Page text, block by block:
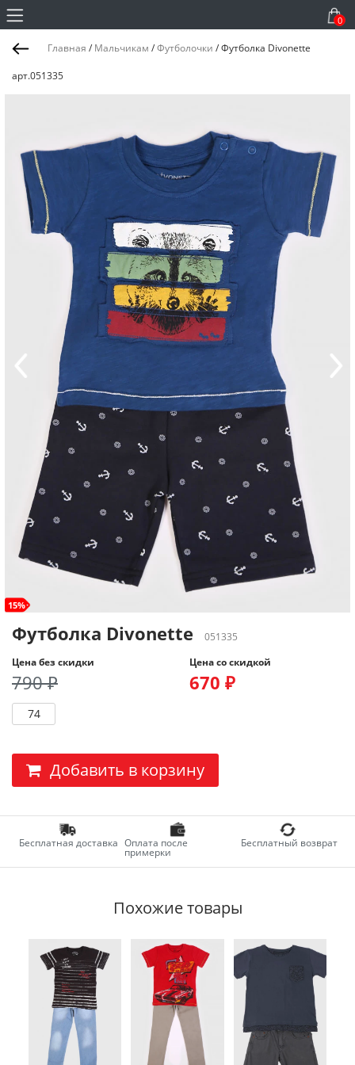
0
Главная / Мальчикам /Футболочки /Футболка Divonette
арт.051335
15%
Футболка Divonette
051335
Цена без скидки
790 ₽
Цена со скидкой
670 ₽
74
Добавить в корзину
Бесплатная доставка Оплата после
примерки
Бесплатный возврат
Похожие товары